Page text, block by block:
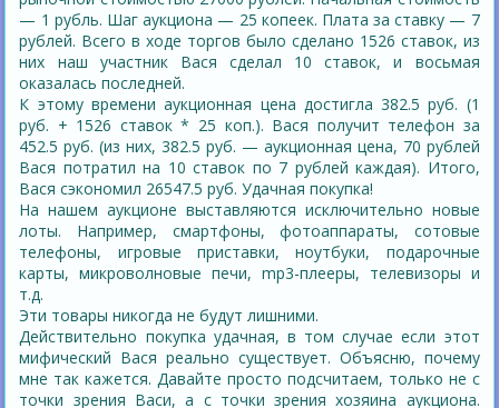
— 1 рубль. Шаг аукциона — 25 копеек. Плата за ставку — 7
рублей. Всего в ходе торгов было сделано 1526 ставок, из
них наш участник Вася сделал 10 ставок, и восьмая
оказалась последней.
К этому времени аукционная цена достигла 382.5 руб. (1
руб. + 1526 ставок * 25 коп.). Вася получит телефон за
452.5 руб. (из них, 382.5 руб. — аукционная цена, 70 рублей
Вася потратил на 10 ставок по 7 рублей каждая). Итого,
Вася сэкономил 26547.5 руб. Удачная покупка!
На нашем аукционе выставляются исключительно новые
лоты. Например, смартфоны, фотоаппараты, сотовые
телефоны, игровые приставки, ноутбуки, подарочные
карты, микроволновые печи, mp3-плееры, телевизоры и
т.д.
Эти товары никогда не будут лишними.
Действительно покупка удачная, в том случае если этот
мифический Вася реально существует. Объясню, почему
мне так кажется. Давайте просто подсчитаем, только не с
точки зрения Васи, а с точки зрения хозяина аукциона.